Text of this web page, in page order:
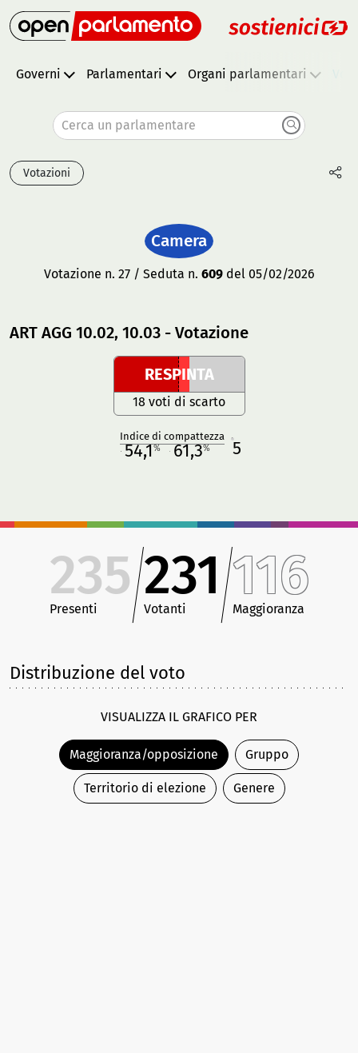
Governi Parlamentari Organi parlamentari
Cerca un parlamentare
Votazioni
Camera
Votazione n. 27 / Seduta n. 609del 05/02/2026
ART AGG 10.02, 10.03 - Votazione
RESPINTA
18 voti di scarto
Indice di compattezza
54,1% 61,3% 5
235
Presenti
231
Votanti
116
Maggioranza
Distribuzione del voto
VISUALIZZA IL GRAFICO PER
Maggioranza/opposizione Gruppo
Territorio di elezione Genere